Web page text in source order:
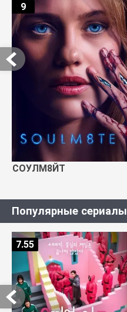
СОУЛМ8ЙТ
9
Популярные сериалы
7.55